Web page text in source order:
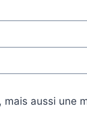
, mais aussi une